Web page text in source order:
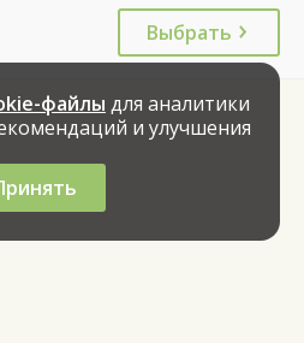
Выбрать
файлы для аналитики
и улучшения